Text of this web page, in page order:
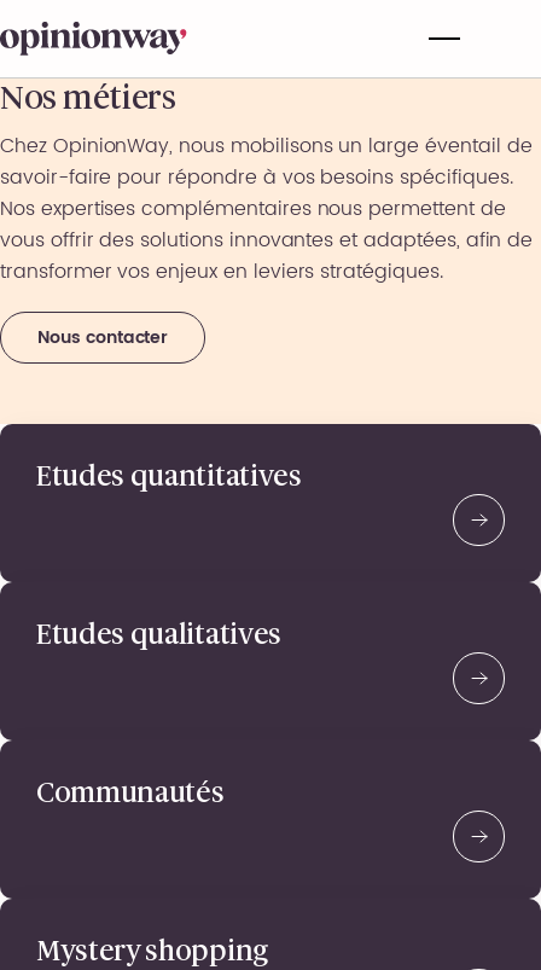
Nos métiers
Chez OpinionWay, nous mobilisons un large éventail de
savoir-faire pour répondre à vos besoins spécifiques.
Nos expertises complémentaires nous permettent de
vous offrir des solutions innovantes et adaptées, afin de
transformer vos enjeux en leviers stratégiques.
Nous contacter
Etudes quantitatives
Etudes qualitatives
Communautés
Mystery shopping